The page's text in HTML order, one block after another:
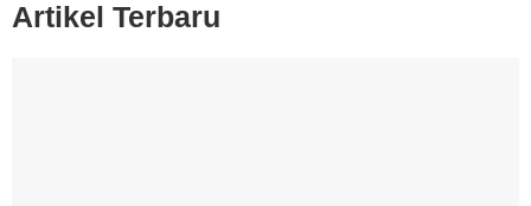
Artikel Terbaru